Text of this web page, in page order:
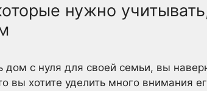
нужно
дом с нуля для своей семьи, вы
вы хотите уделить много внимания